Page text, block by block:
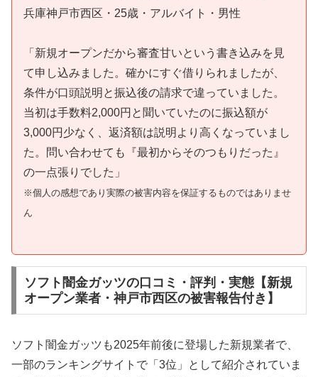
兵庫神戸市西区・25歳・アルバイト・男性
「新規オープンだから審査甘いという書き込みを見
て申し込みました。確かにすぐ借りられましたが、
条件が口頭説明と振込後の請求で違っていました。
当初は手数料2,000円と聞いていたのに振込額が
3,000円少なく、返済額は説明より高くなっていまし
た。問い合わせても『最初からそのつもりだった』
の一点張りでした」
※個人の感想であり実際の被害内容を保証するものではありませ
ん
ソフト闇金ガッツの口コミ・評判・実態【新規
オープン業者・神戸市西区の被害報告付き】
ソフト闇金ガッツも2025年前後に登場した新規業者で、
一部のランキングサイトで「3位」として紹介されていま